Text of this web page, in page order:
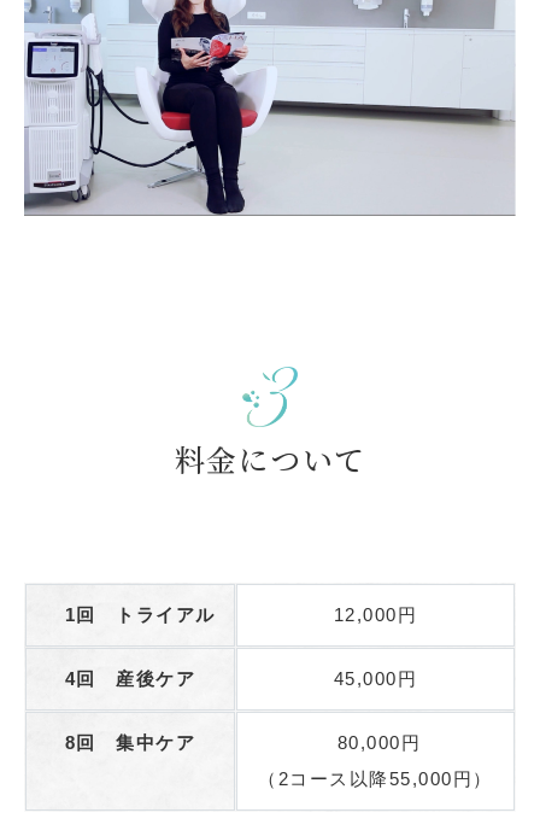
料金について
1回 トライアル 12,000円
4回 産後ケア 45,000円
8回 集中ケア
80,000円
（2コース以降55,000円）